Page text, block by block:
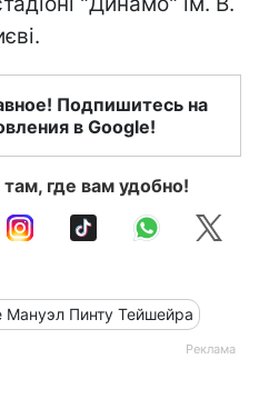
Подпишитесь на
в Google!
где вам удобно!
Мануэл Пинту Тейшейра